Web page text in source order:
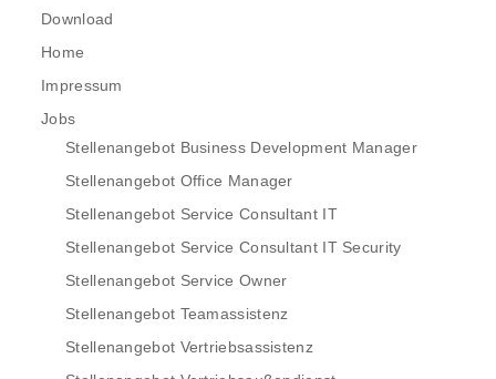
Download
Home
Impressum
Jobs
Stellenangebot Business Development Manager
Stellenangebot Office Manager
Stellenangebot Service Consultant IT
Stellenangebot Service Consultant IT Security
Stellenangebot Service Owner
Stellenangebot Teamassistenz
Stellenangebot Vertriebsassistenz